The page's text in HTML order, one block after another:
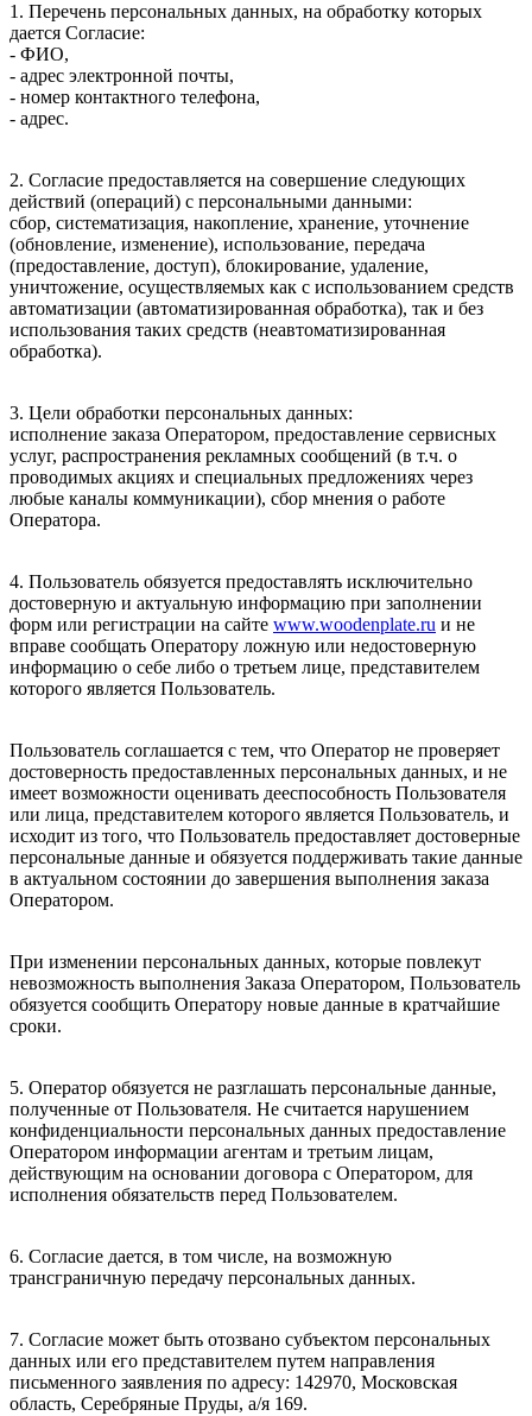
1. Перечень персональных данных, на обработку которых
дается Согласие:
- ФИО,
- адрес электронной почты,
- номер контактного телефона,
- адрес.
2. Согласие предоставляется на совершение следующих
действий (операций) с персональными данными:
сбор, систематизация, накопление, хранение, уточнение
(обновление, изменение), использование, передача
(предоставление, доступ), блокирование, удаление,
уничтожение, осуществляемых как с использованием средств
автоматизации (автоматизированная обработка), так и без
использования таких средств (неавтоматизированная
обработка).
3. Цели обработки персональных данных:
исполнение заказа Оператором, предоставление сервисных
услуг, распространения рекламных сообщений (в т.ч. о
проводимых акциях и специальных предложениях через
любые каналы коммуникации), сбор мнения о работе
Оператора.
4. Пользователь обязуется предоставлять исключительно
достоверную и актуальную информацию при заполнении
форм или регистрации на сайте www.woodenplate.ru и не
вправе сообщать Оператору ложную или недостоверную
информацию о себе либо о третьем лице, представителем
которого является Пользователь.
Пользователь соглашается с тем, что Оператор не проверяет
достоверность предоставленных персональных данных, и не
имеет возможности оценивать дееспособность Пользователя
или лица, представителем которого является Пользователь, и
исходит из того, что Пользователь предоставляет достоверные
персональные данные и обязуется поддерживать такие данные
в актуальном состоянии до завершения выполнения заказа
Оператором.
При изменении персональных данных, которые повлекут
невозможность выполнения Заказа Оператором, Пользователь
обязуется сообщить Оператору новые данные в кратчайшие
сроки.
5. Оператор обязуется не разглашать персональные данные,
полученные от Пользователя. Не считается нарушением
конфиденциальности персональных данных предоставление
Оператором информации агентам и третьим лицам,
действующим на основании договора с Оператором, для
исполнения обязательств перед Пользователем.
6. Согласие дается, в том числе, на возможную
трансграничную передачу персональных данных.
7. Согласие может быть отозвано субъектом персональных
данных или его представителем путем направления
письменного заявления по адресу: 142970, Московская
область, Серебряные Пруды, а/я 169.